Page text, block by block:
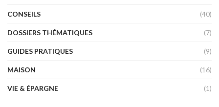
CONSEILS (40)
DOSSIERS THÉMATIQUES (7)
GUIDES PRATIQUES (9)
MAISON (16)
VIE & ÉPARGNE (1)